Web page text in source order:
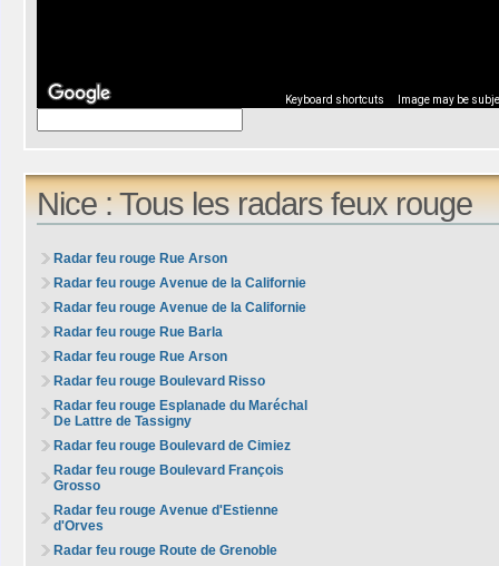
Keyboard shortcuts Image may be
Nice : Tous les radars feux rouge
Radar feu rouge Rue Arson
Radar feu rouge Avenue de la Californie
Radar feu rouge Avenue de la Californie
Radar feu rouge Rue Barla
Radar feu rouge Rue Arson
Radar feu rouge Boulevard Risso
Radar feu rouge Esplanade du Maréchal
De Lattre de Tassigny
Radar feu rouge Boulevard de Cimiez
Radar feu rouge Boulevard François
Grosso
Radar feu rouge Avenue d'Estienne
d'Orves
Radar feu rouge Route de Grenoble